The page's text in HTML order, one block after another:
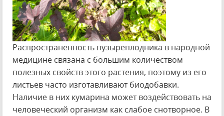
Распространенность пузыреплодника в народной
медицине связана с большим количеством
полезных свойств этого растения, поэтому из его
листьев часто изготавливают биодобавки.
Наличие в них кумарина может воздействовать на
человеческий организм как слабое снотворное. В